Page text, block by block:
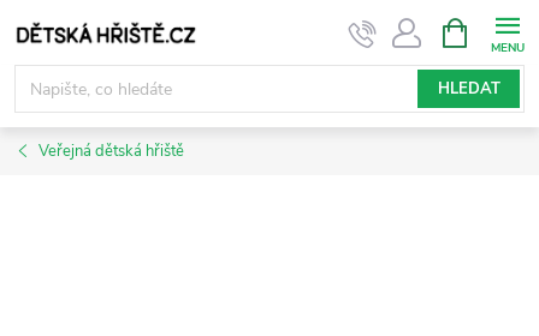
na
obsah
HLEDAT
NÁKUPNÍ
KOŠÍK
Veřejná dětská hřiště